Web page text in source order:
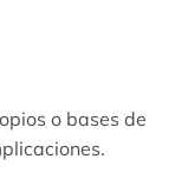
o bases de